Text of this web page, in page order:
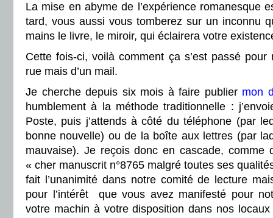
La mise en abyme de l’expérience romanesque
tard, vous aussi vous tomberez sur un inconnu
mains le livre, le miroir, qui éclairera votre
Cette fois-ci, voilà comment ça s’est passé pour
rue mais d’un mail.
Je cherche depuis six mois à faire publier mon
humblement à la méthode traditionnelle :
Poste, puis j’attends à côté du téléphone (par
bonne nouvelle) ou de la boîte aux lettres (par
mauvaise). Je reçois donc en cascade, comme
« cher manuscrit n°8765 malgré toutes ses
fait l’unanimité dans notre comité de lecture
pour l’intérêt que vous avez manifesté pour
votre machin à votre disposition dans nos